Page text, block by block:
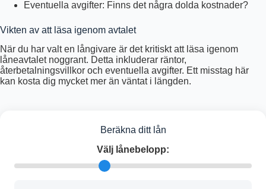
Eventuella avgifter: Finns det några dolda kostnader?
Vikten av att läsa igenom avtalet
När du har valt en långivare är det kritiskt att läsa igenom
låneavtalet noggrant. Detta inkluderar räntor,
återbetalningsvillkor och eventuella avgifter. Ett misstag här
kan kosta dig mycket mer än väntat i längden.
Beräkna ditt lån
Välj lånebelopp: